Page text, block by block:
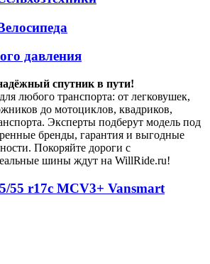
давления
спутник в пути!
любого транспорта: от легковушек,
до мотоциклов, квадриков,
Эксперты подберут модель под
бренды, гарантия и выгодные
Покоряйте дороги с
шины ждут на WillRide.ru!
55 r17c MCV3+ Vansmart